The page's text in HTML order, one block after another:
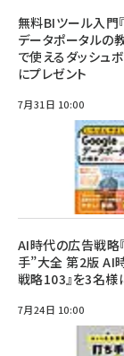
無料BIツール入門
データポータルの
で使えるダッシュ
にプレゼント
7月31日 10:00
AI時代の広告戦略
手”大全 第2版 AI
戦略103』を3名様
7月24日 10:00